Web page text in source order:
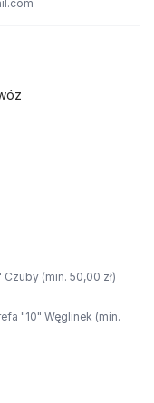
Czuby (min. 50,00 zł)
"10" Węglinek (min.